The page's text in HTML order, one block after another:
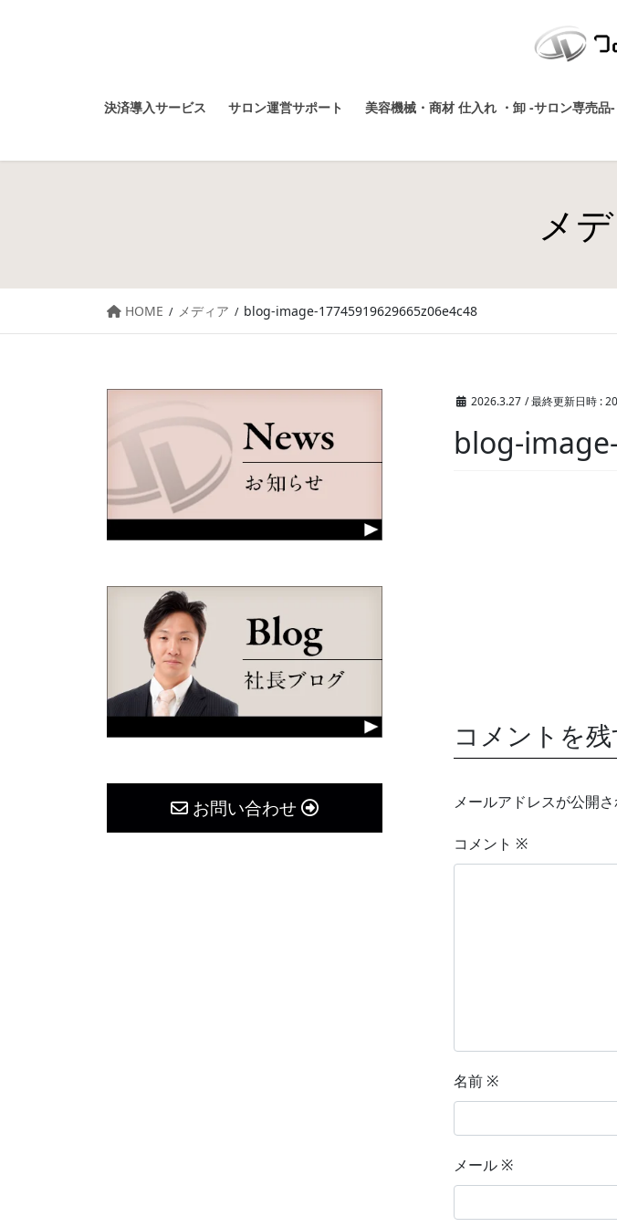
決済導入サービス サロン運営サポート 美容機械・商材 仕入れ ・卸 -サロン専売品-
メ
HOME メディア blog-image-17745919629665z06e4c48
2026.3.27 / 最終更新日時 :
blog-
コメントを
メールアドレスが公開
コメント ※
名前 ※
メール ※
お問い合わせ